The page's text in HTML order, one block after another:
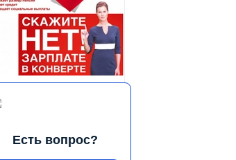
Есть вопрос?